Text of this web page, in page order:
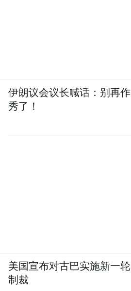
伊朗议会议长喊话：别再作
秀了！
美国宣布对古巴实施新一轮
制裁